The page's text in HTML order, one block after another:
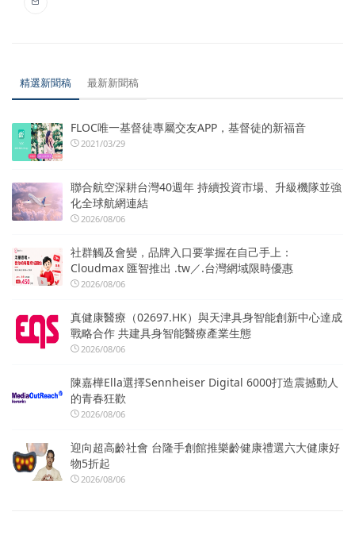
精選新聞稿 最新新聞稿
FLOC唯一基督徒專屬交友APP，基督徒的新福音
2021/03/29
聯合航空深耕台灣40週年 持續投資市場、升級機隊並強
化全球航網連結
2026/08/06
社群觸及會變，品牌入口要掌握在自己手上：
Cloudmax 匯智推出 .tw／.台灣網域限時優惠
2026/08/06
真健康醫療（02697.HK）與天津具身智能創新中心達成
戰略合作 共建具身智能醫療產業生態
2026/08/06
陳嘉樺Ella選擇Sennheiser Digital 6000打造震撼動人
的青春狂歡
2026/08/06
迎向超高齡社會 台隆手創館推樂齡健康禮選六大健康好
物5折起
2026/08/06